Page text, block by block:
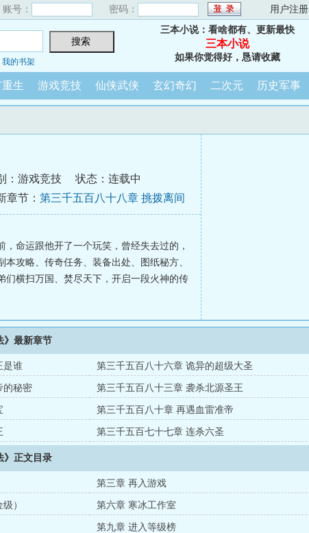
账号： 密码： 用户注册
我的书架
三本小说：看啥都有、更新最快
三本小说
如果你觉得好，恳请收藏
生 游戏竞技 仙侠武侠 玄幻奇幻 二次元 历史军事
：游戏竞技
状态：连载中
章节： 第三千五百八十八章 挑拨离间
命运跟他开了一个玩笑，曾经失去过的，
攻略、传奇任务、装备出处、图纸秘方、
们横扫万国、焚尽天下，开启一段火神的传
》最新章节
是谁 第三千五百八十六章 诡异的超级大圣
的秘密 第三千五百八十三章 袭杀北源圣王
第三千五百八十章 再遇血雷准帝
第三千五百七十七章 连杀六圣
》正文目录
第三章 再入游戏
） 第六章 寒冰工作室
第九章 进入等级榜